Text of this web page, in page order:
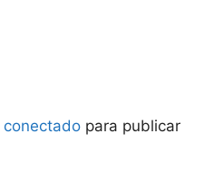
conectado para publicar